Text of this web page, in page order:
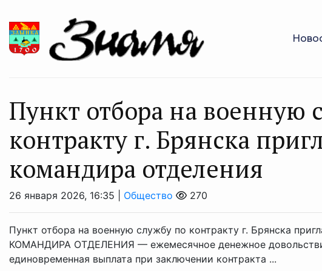
Пункт отбора на военную
контракту г. Брянска
комaндира отделения
26 января 2026, 16:35 | Общество 270
Пункт отбора на военную службу по контракту г. Брянска
КОМАНДИРА ОТДЕЛЕНИЯ ⁣— ежемесячное денежное
единовременная выплата при заключении контракта ...